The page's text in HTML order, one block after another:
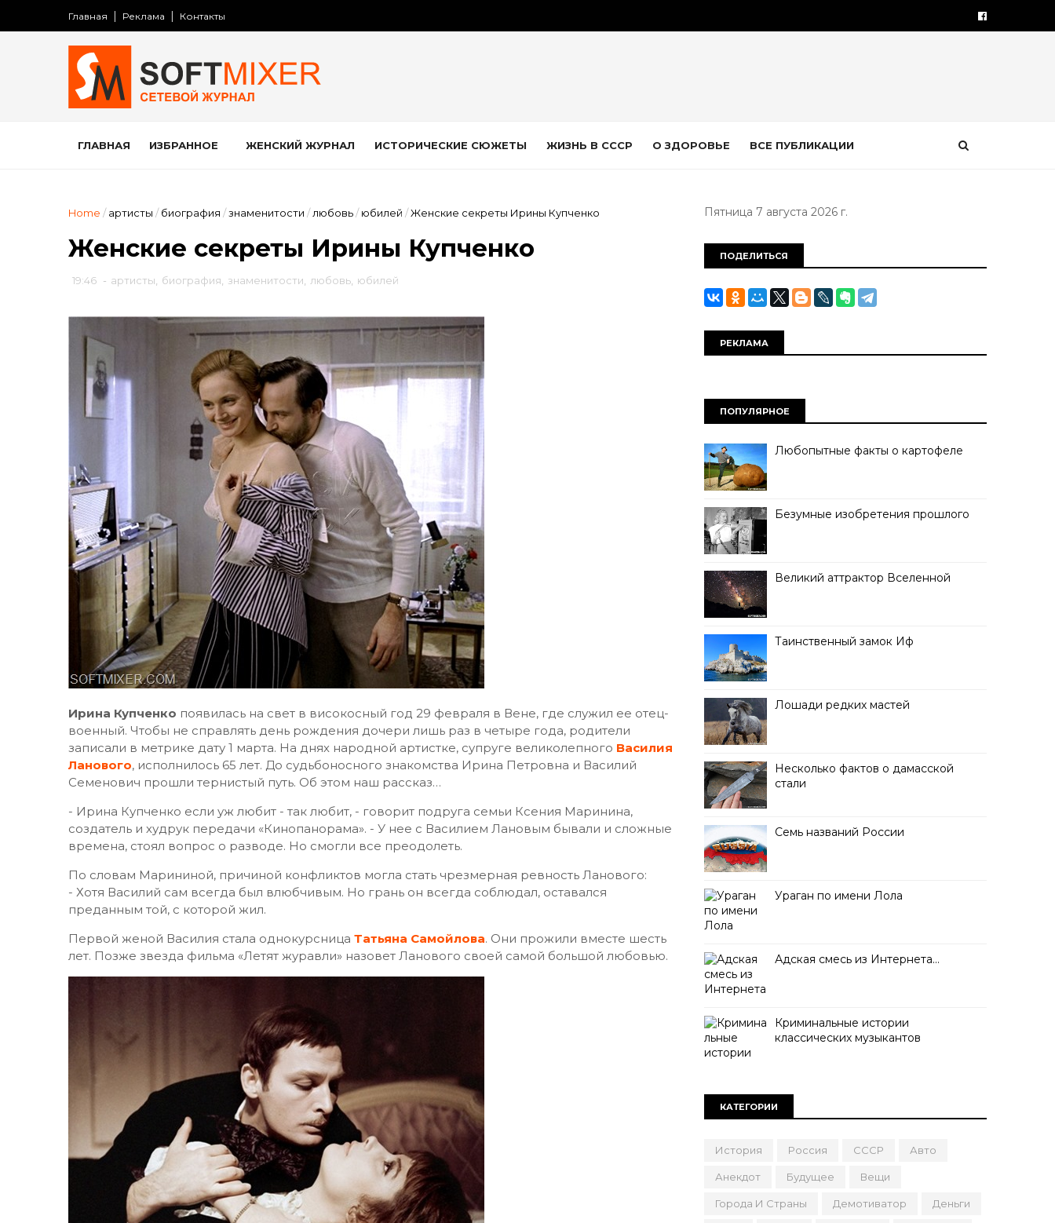
Главная Реклама Контакты
ГЛАВНАЯ ИЗБРАННОЕ ЖЕНСКИЙ ЖУРНАЛ ИСТОРИЧЕСКИЕ СЮЖЕТЫ ЖИЗНЬ В СССР О ЗДОРОВЬЕ ВСЕ ПУБЛИКАЦИИ
Home / артисты / биография /знаменитости / любовь/ юбилей /Женские секреты Ирины Купченко
Женские секреты Ирины Купченко
19:46 - артисты биография знаменитости любовь юбилей
Ирина Купченко появилась на свет в високосный год 29 февраля в Вене, где служил ее отец-
военный. Чтобы не справлять день рождения дочери лишь раз в четыре года, родители
записали в метрике дату 1 марта. На днях народной артистке, супруге великолепного Василия
Ланового, исполнилось 65 лет. До судьбоносного знакомства Ирина Петровна и Василий
Семенович прошли тернистый путь. Об этом наш рассказ…
- Ирина Купченко если уж любит - так любит, - говорит подруга семьи Ксения Маринина,
создатель и худрук передачи «Кинопанорама». - У нее с Василием Лановым бывали и сложные
времена, стоял вопрос о разводе. Но смогли все преодолеть.
По словам Марининой, причиной конфликтов могла стать чрезмерная ревность Ланового:
- Хотя Василий сам всегда был влюбчивым. Но грань он всегда соблюдал, оставался
преданным той, с которой жил.
Первой женой Василия стала однокурсница Татьяна Самойлова. Они прожили вместе шесть
лет. Позже звезда фильма «Летят журавли» назовет Ланового своей самой большой любовью.
Пятница 7 августа 2026 г.
ПОДЕЛИТЬСЯ
РЕКЛАМА
ПОПУЛЯРНОЕ
Любопытные факты о картофеле
Безумные изобретения прошлого
Великий аттрактор Вселенной
Таинственный замок Иф
Лошади редких мастей
Несколько фактов о дамасской
стали
Семь названий России
Ураган по имени Лола
Адская смесь из Интернета…
Криминальные истории
классических музыкантов
КАТЕГОРИИ
История Россия СССР Авто
Анекдот Будущее Вещи
Города И Страны Демотиватор Деньги